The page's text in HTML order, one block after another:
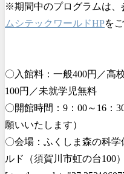
※期間中のプログラムは、
ムシテックワールドHPを
〇入館料：一般400円／高
100円／未就学児無料
〇開館時間：9：00～16：
願いいたします）
〇会場：ふくしま森の科
ルド（須賀川市虹の台100